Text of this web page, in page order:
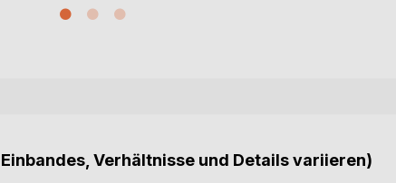
Verhältnisse und Details variieren)